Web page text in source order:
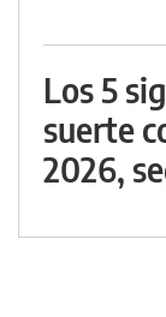
Los 5
suerte
2026,